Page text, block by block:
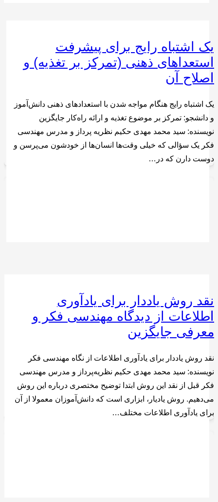
یک اشتباه رایج برای پیشرفت
استعداهای ذهنی (تمرکز بر تغذیه) و
اصلاح آن
یک اشتباه رایج هنگام مواجه شدن با استعدادهای ذهنی دانش‌آموز
و دانشجو: تمرکز بر موضوع تغذیه و ارائه راه‌کار جایگزین
نویسنده: سید محمد مهدی حکیم نظریه پرداز و مدرس مهندسی
فکر یک سؤالی که خیلی وقت‌ها انسان‌ها از خودشون می‌پرسن و
دوست دارن که در…
نقد روش یاددار برای یادآوری
اطلاعات از دیدگاه مهندسی فکر و
معرفی جایگزین
نقد روش یاددار برای یادآوری اطلاعات از نگاه مهندسی فکر
نویسنده: سید محمد مهدی حکیم نظریه‌پرداز و مدرس مهندسی
فکر قبل از نقد این روش ابتدا توضیح مختصری درباره این روش
می‌دهیم. روش‌ یادیار، ابزاری است که دانش‌آموزان معمولا از آن
برای یادآوری اطلاعات مختلف…